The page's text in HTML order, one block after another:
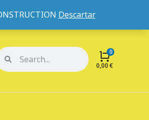
Descartar
0,00€